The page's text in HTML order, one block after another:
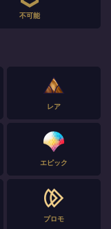
不可能
レア
エピック
プロモ